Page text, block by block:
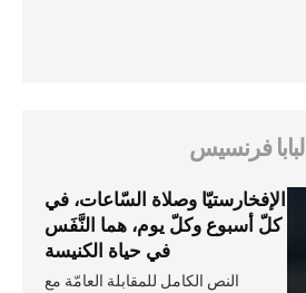
البابا فرنسيس
الإفخارستيّا وصلاة السّاعات، في
كلّ أسبوع وكلّ يوم، هما النَّفَس
في حياة الكنيسة
النص الكامل للمقابلة العامّة مع